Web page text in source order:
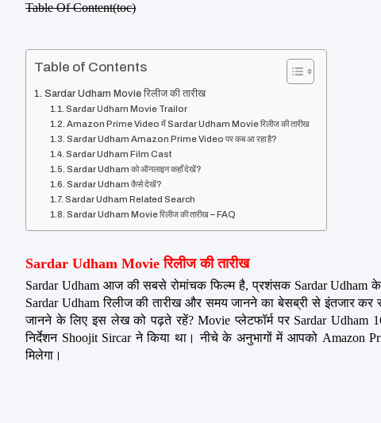
Table Of Content(toc)
Table of Contents
Sardar Udham Movie रिलीज की तारीख
Sardar Udham Movie Trailor
Amazon Prime Video में Sardar Udham Movie रिलीज की तारीख
Sardar Udham Amazon Prime Video पर कब आ रहा है?
Sardar Udham Film Cast
Sardar Udham को ऑनलाइन कहाँ देखें?
Sardar Udham कैसे देखें?
Sardar Udham Related Search
Sardar Udham Movie रिलीज की तारीख – FAQ
Sardar Udham Movie रिलीज की तारीख
Sardar Udham आज की सबसे रोमांचक फिल्म है, प्रशंसक Sardar Udham
Sardar Udham रिलीज की तारीख और समय जानने का बेसब्री से इंतजार
जानने के लिए इस लेख को पढ़ते रहें? Movie प्लेटफॉर्म पर Sardar Udham
निर्देशन Shoojit Sircar ने किया था। नीचे के अनुभागों में आपको Amazon
मिलेगा।